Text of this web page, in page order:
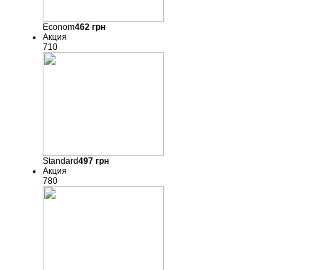
Econom462грн
Акция
710
Standard497грн
Акция
780